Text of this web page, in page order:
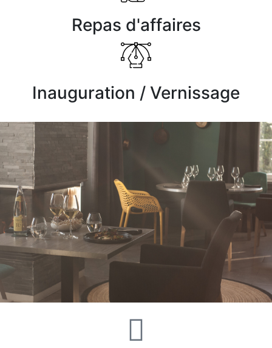
Repas d'affaires
Inauguration / Vernissage